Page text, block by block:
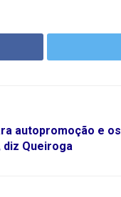
autopromoção e os
diz Queiroga